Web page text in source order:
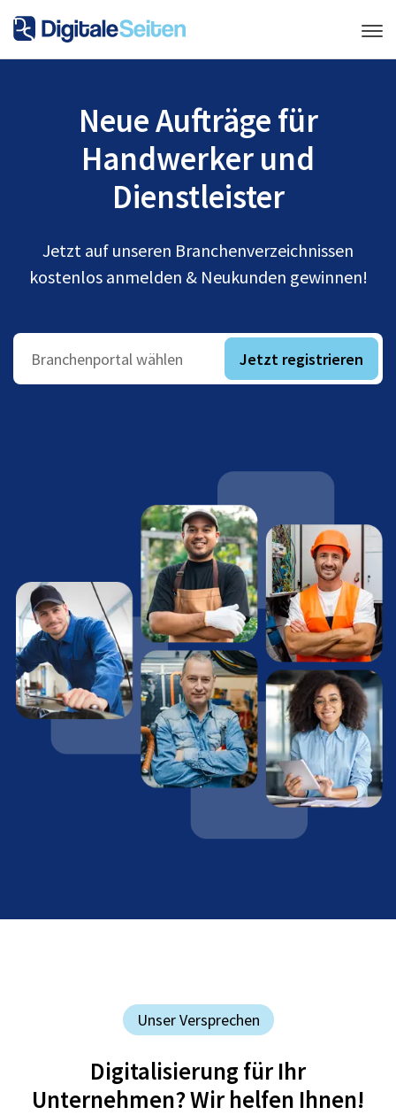
Neue Aufträge für
Handwerker und
Dienstleister
Jetzt auf unseren Branchenverzeichnissen
kostenlos anmelden & Neukunden gewinnen!
Branchenportal wählen Jetzt registrieren
Unser Versprechen
Digitalisierung für Ihr
Unternehmen? Wir helfen Ihnen!